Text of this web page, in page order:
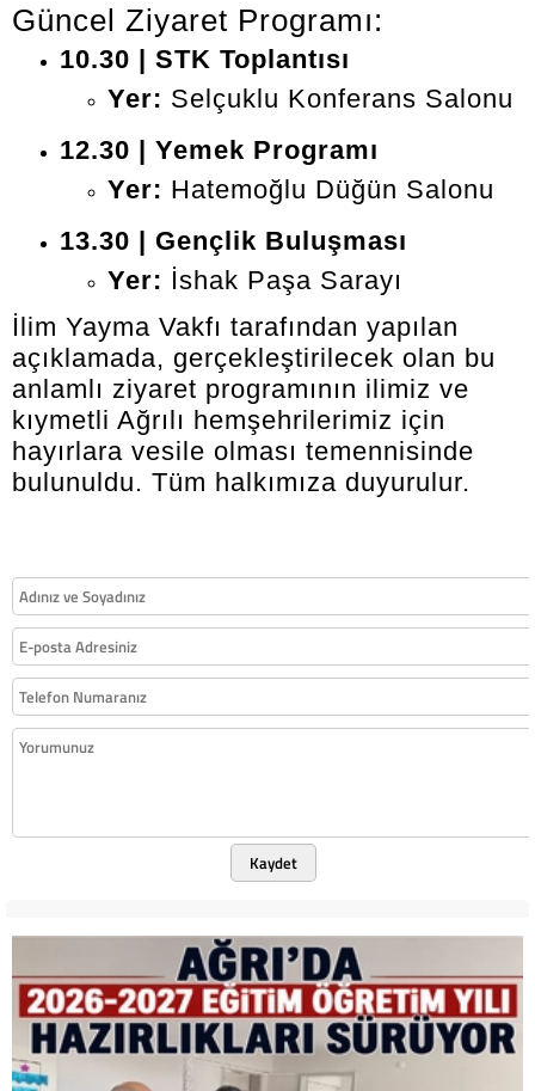
Güncel Ziyaret Programı:
10.30 | STK Toplantısı
Yer: Selçuklu Konferans Salonu
12.30 | Yemek Programı
Yer: Hatemoğlu Düğün Salonu
13.30 | Gençlik Buluşması
Yer: İshak Paşa Sarayı
İlim Yayma Vakfı tarafından yapılan
açıklamada, gerçekleştirilecek olan bu
anlamlı ziyaret programının ilimiz ve
kıymetli Ağrılı hemşehrilerimiz için
hayırlara vesile olması temennisinde
bulunuldu. Tüm halkımıza duyurulur.
Kaydet